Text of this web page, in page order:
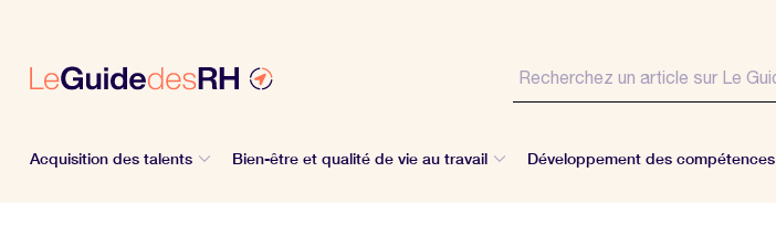
Acquisition des talents Bien-être et qualité de vie au travail Développement des compétences